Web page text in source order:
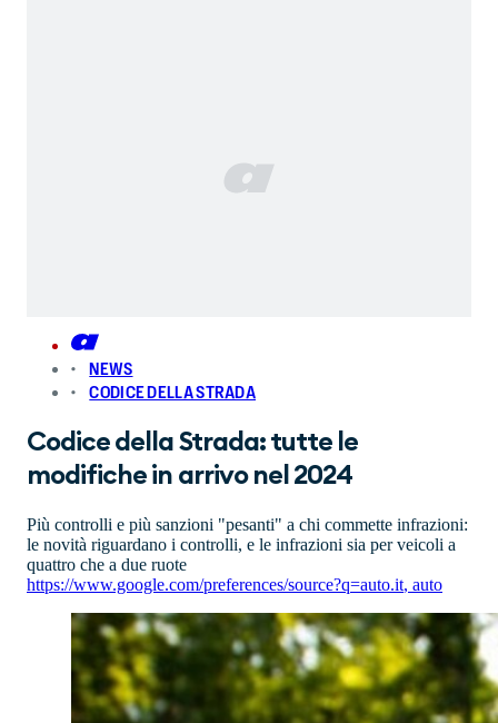
NEWS
CODICE DELLA STRADA
Codice della Strada: tutte le
modifiche in arrivo nel 2024
Più controlli e più sanzioni "pesanti" a chi commette infrazioni:
le novità riguardano i controlli, e le infrazioni sia per veicoli a
quattro che a due ruote
https://www.google.com/preferences/source?q=auto.it, auto